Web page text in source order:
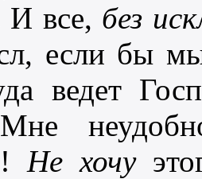
И все, без
если бы
ведет
Мне
Не хочу